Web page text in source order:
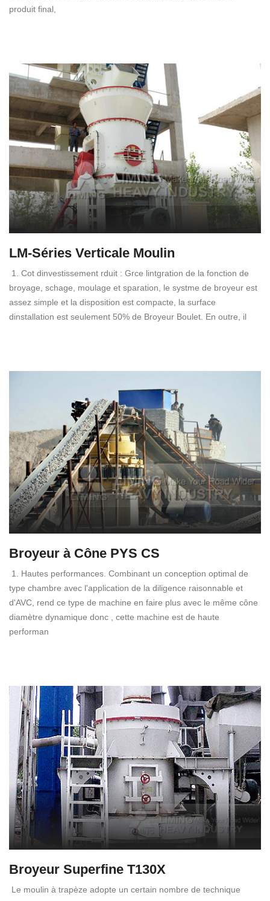
produit final,
LM-Séries Verticale Moulin
1. Cot dinvestissement rduit : Grce lintgration de la fonction de
broyage, schage, moulage et sparation, le systme de broyeur est
assez simple et la disposition est compacte, la surface
dinstallation est seulement 50% de Broyeur Boulet. En outre, il
Broyeur à Cône PYS CS
1. Hautes performances. Combinant un conception optimal de
type chambre avec l'application de la diligence raisonnable et
d'AVC, rend ce type de machine en faire plus avec le même cône
diamètre dynamique donc , cette machine est de haute
performan
Broyeur Superfine T130X
Le moulin à trapèze adopte un certain nombre de technique